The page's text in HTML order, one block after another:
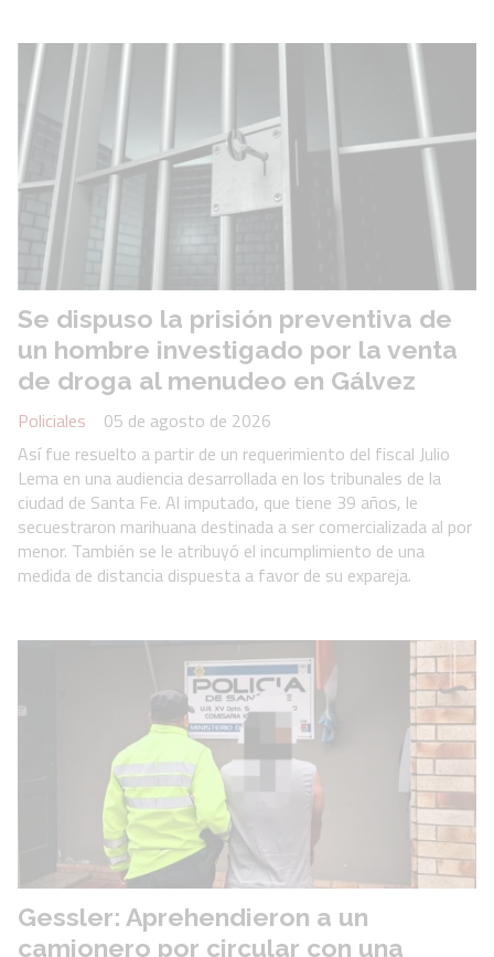
Se dispuso la prisión preventiva de
un hombre investigado por la venta
de droga al menudeo en Gálvez
Policiales
05 de agosto de 2026
Así fue resuelto a partir de un requerimiento del fiscal Julio
Lema en una audiencia desarrollada en los tribunales de la
ciudad de Santa Fe. Al imputado, que tiene 39 años, le
secuestraron marihuana destinada a ser comercializada al por
menor. También se le atribuyó el incumplimiento de una
medida de distancia dispuesta a favor de su expareja.
Gessler: Aprehendieron a un
camionero por circular con una